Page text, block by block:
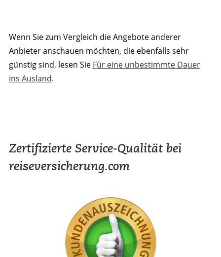
Wenn Sie zum Vergleich die Angebote anderer
Anbieter anschauen möchten, die ebenfalls sehr
günstig sind, lesen Sie Für eine unbestimmte Dauer
ins Ausland.
Zertifizierte Service-Qualität bei
reiseversicherung.com